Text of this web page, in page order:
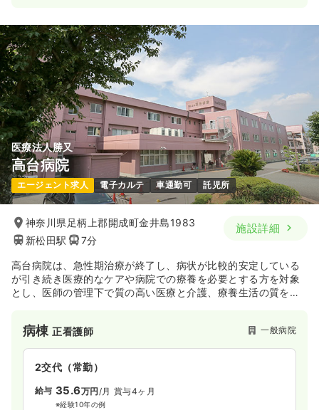
医療法人勝又
高台病院
エージェント求人 電子カルテ 車通勤可 託児所
神奈川県足柄上郡開成町金井島1983
新松田駅
7分
施設詳細
高台病院は、急性期治療が終了し、病状が比較的安定している
が引き続き医療的なケアや病院での療養を必要とする方を対象
とし、医師の管理下で質の高い医療と介護、療養生活の質を上
取り組んでいます。
病棟正看護師 一般病院
2交代（常勤）
給与 35.6万円 /月 賞与4ヶ月
※経験10年の例